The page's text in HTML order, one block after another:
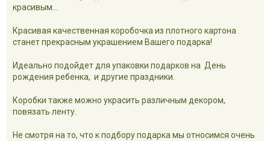
красивым...
Красивая качественная коробочка из плотного картона
станет прекрасным украшением Вашего подарка!
Идеально подойдет для упаковки подарков на День
рождения ребенка, и другие праздники.
Коробки также можно украсить различным декором,
повязать ленту.
Не смотря на то, что к подбору подарка мы относимся очень